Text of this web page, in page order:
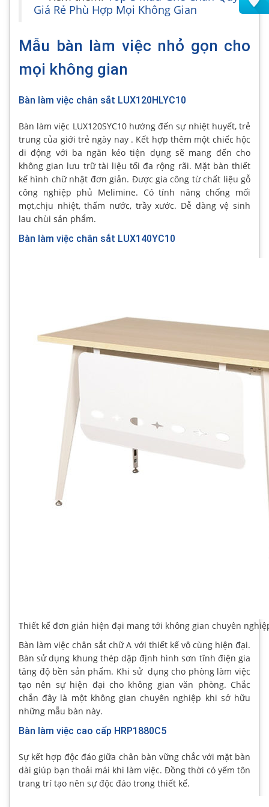
Giá Rẻ Phù Hợp Mọi Không Gian
Mẫu bàn làm việc nhỏ gọn cho
mọi không gian
Bàn làm việc chân sắt LUX120HLYC10
Bàn làm việc LUX120SYC10 hướng đến sự nhiệt huyết, trẻ
trung của giới trẻ ngày nay . Kết hợp thêm một chiếc hộc
di động với ba ngăn kéo tiện dụng sẽ mang đến cho
không gian lưu trữ tài liệu tối đa rộng rãi. Mặt bàn thiết
kế hình chữ nhật đơn giản. Được gia công từ chất liệu gỗ
công nghiệp phủ Melimine. Có tính năng chống mối
mọt,chịu nhiệt, thấm nước, trầy xước. Dễ dàng vệ sinh
lau chùi sản phẩm.
Bàn làm việc chân sắt LUX140YC10
Thiết kế đơn giản hiện đại mang tới không gian chuyên
Bàn làm việc chân sắt chữ A với thiết kế vô cùng hiện đại.
Bàn sử dụng khung thép dập định hình sơn tĩnh điện gia
tăng độ bền sản phẩm. Khi sử dụng cho phòng làm việc
tạo nên sự hiện đại cho không gian văn phòng. Chắc
chắn đây là một không gian chuyên nghiệp khi sở hữu
những mẫu bàn này.
Bàn làm việc cao cấp HRP1880C5
Sự kết hợp độc đáo giữa chân bàn vững chắc với mặt bàn
dài giúp bạn thoải mái khi làm việc. Đồng thời có yếm tôn
trang trí tạo nên sự độc đáo trong thiết kế.